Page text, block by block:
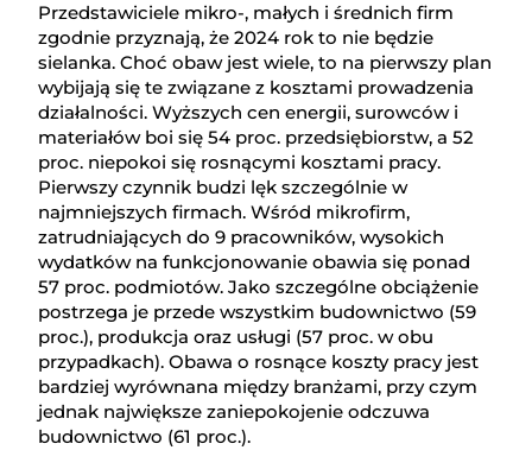
Przedstawiciele mikro-, małych i średnich firm
zgodnie przyznają, że 2024 rok to nie będzie
sielanka. Choć obaw jest wiele, to na pierwszy plan
wybijają się te związane z kosztami prowadzenia
działalności. Wyższych cen energii, surowców i
materiałów boi się 54 proc. przedsiębiorstw, a 52
proc. niepokoi się rosnącymi kosztami pracy.
Pierwszy czynnik budzi lęk szczególnie w
najmniejszych firmach. Wśród mikrofirm,
zatrudniających do 9 pracowników, wysokich
wydatków na funkcjonowanie obawia się ponad
57 proc. podmiotów. Jako szczególne obciążenie
postrzega je przede wszystkim budownictwo (59
proc.), produkcja oraz usługi (57 proc. w obu
przypadkach). Obawa o rosnące koszty pracy jest
bardziej wyrównana między branżami, przy czym
jednak największe zaniepokojenie odczuwa
budownictwo (61 proc.).